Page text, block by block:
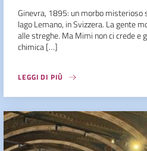
Ginevra, 1895: un morbo misterioso
lago Lemano, in Svizzera. La gente
alle streghe. Ma Mimi non ci crede e
chimica […]
LEGGI DI PIÙ